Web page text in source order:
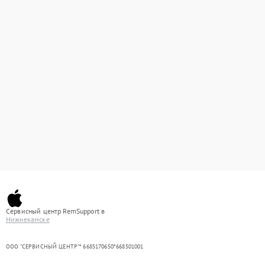
Сервисный центр RemSupport в
Нижнекамске
ООО "СЕРВИСНЫЙ ЦЕНТР"* 6685170650*668501001